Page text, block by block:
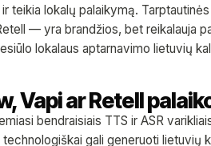
ir teikia lokalų palaikymą.
— yra brandžios, bet reikalauja
lokalaus aptarnavimo lietuvių
Vapi ar Retell
bendraisiais TTS ir ASR
gali generuoti lietuvių